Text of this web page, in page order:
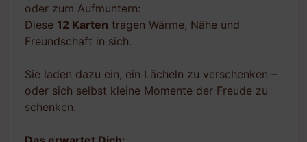
oder zum Aufmuntern:
Diese 12 Karten tragen Wärme, Nähe und
Freundschaft in sich.
Sie laden dazu ein, ein Lächeln zu verschenken –
oder sich selbst kleine Momente der Freude zu
schenken.